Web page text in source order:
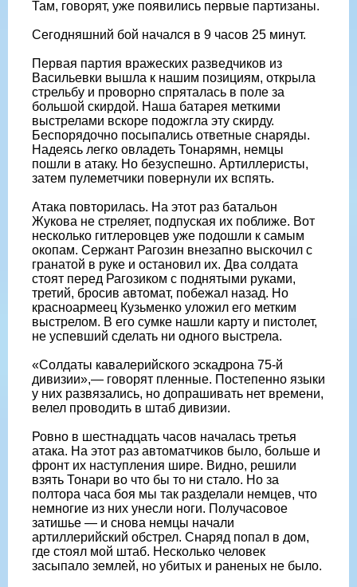
Там, говорят, уже появились первые партизаны.
Сегодняшний бой начался в 9 часов 25 минут.
Первая партия вражеских разведчиков из
Васильевки вышла к нашим позициям, открыла
стрельбу и проворно спряталась в поле за
большой скирдой. Наша батарея меткими
выстрелами вскоре подожгла эту скирду.
Беспорядочно посыпались ответные снаряды.
Надеясь легко овладеть Тонарямн, немцы
пошли в атаку. Но безуспешно. Артиллеристы,
затем пулеметчики повернули их вспять.
Атака повторилась. На этот раз батальон
Жукова не стреляет, подпуская их поближе. Вот
несколько гитлеровцев уже подошли к самым
окопам. Сержант Рагозин внезапно выскочил с
гранатой в руке и остановил их. Два солдата
стоят перед Рагозиком с поднятыми руками,
третий, бросив автомат, побежал назад. Но
красноармеец Кузьменко уложил его метким
выстрелом. В его сумке нашли карту и пистолет,
не успевший сделать ни одного выстрела.
«Солдаты кавалерийского эскадрона 75-й
дивизии»,— говорят пленные. Постепенно языки
у них развязались, но допрашивать нет времени,
велел проводить в штаб дивизии.
Ровно в шестнадцать часов началась третья
атака. На этот раз автоматчиков было, больше и
фронт их наступления шире. Видно, решили
взять Тонари во что бы то ни стало. Но за
полтора часа боя мы так разделали немцев, что
немногие из них унесли ноги. Получасовое
затишье — и снова немцы начали
артиллерийский обстрел. Снаряд попал в дом,
где стоял мой штаб. Несколько человек
засыпало землей, но убитых и раненых не было.